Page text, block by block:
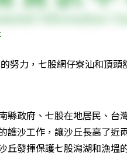
努力，七股網仔寮汕和頂頭
縣政府、七股在地居民、台
護沙工作，讓沙丘長高了近
丘發揮保護七股潟湖和漁塭